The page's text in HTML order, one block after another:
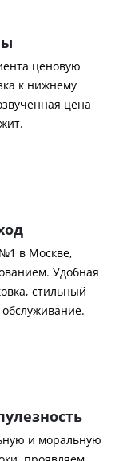
ценовую
к нижнему
цена
в Москве,
Удобная
стильный
и моральную